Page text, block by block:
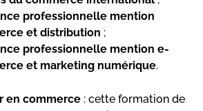
professionnelle mention
et distribution ;
professionnelle mention e-
et marketing numérique.
en commerce : cette formation de